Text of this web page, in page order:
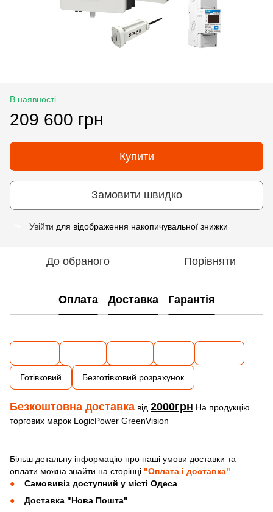
В наявності
209 600 грн
Купити
Замовити швидко
Увійти для відображення накопичувальної знижки
До обраного Порівняти
Оплата Доставка Гарантія
Готівковий Безготівковий розрахунок
Безкоштовна доставка від 2000грн На продукцію
торгових марок LogicPower GreenVision
Більш детальну інформацію про наші умови доставки та
оплати можна знайти на сторінці "Оплата і доставка"
Самовивіз доступний у місті Одеса
Доставка "Нова Пошта"